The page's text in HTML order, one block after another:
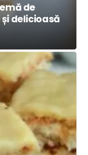
de
delicioasă